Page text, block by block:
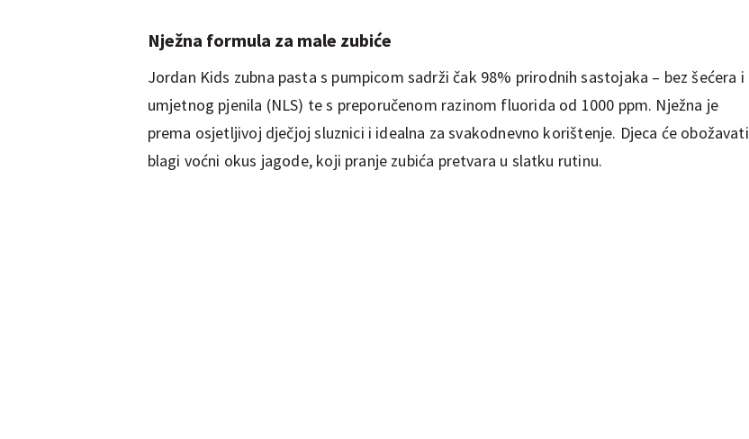
Nježna formula za male zubiće
Jordan Kids zubna pasta s pumpicom sadrži čak 98% prirodnih sastojaka – bez šećera i
umjetnog pjenila (NLS) te s preporučenom razinom fluorida od 1000 ppm. Nježna je
prema osjetljivoj dječjoj sluznici i idealna za svakodnevno korištenje. Djeca će obožavati
blagi voćni okus jagode, koji pranje zubića pretvara u slatku rutinu.